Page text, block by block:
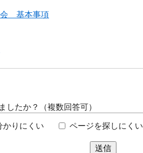
会 基本事項
したか？（複数回答可）
かりにくい ページを探しにくい
送信